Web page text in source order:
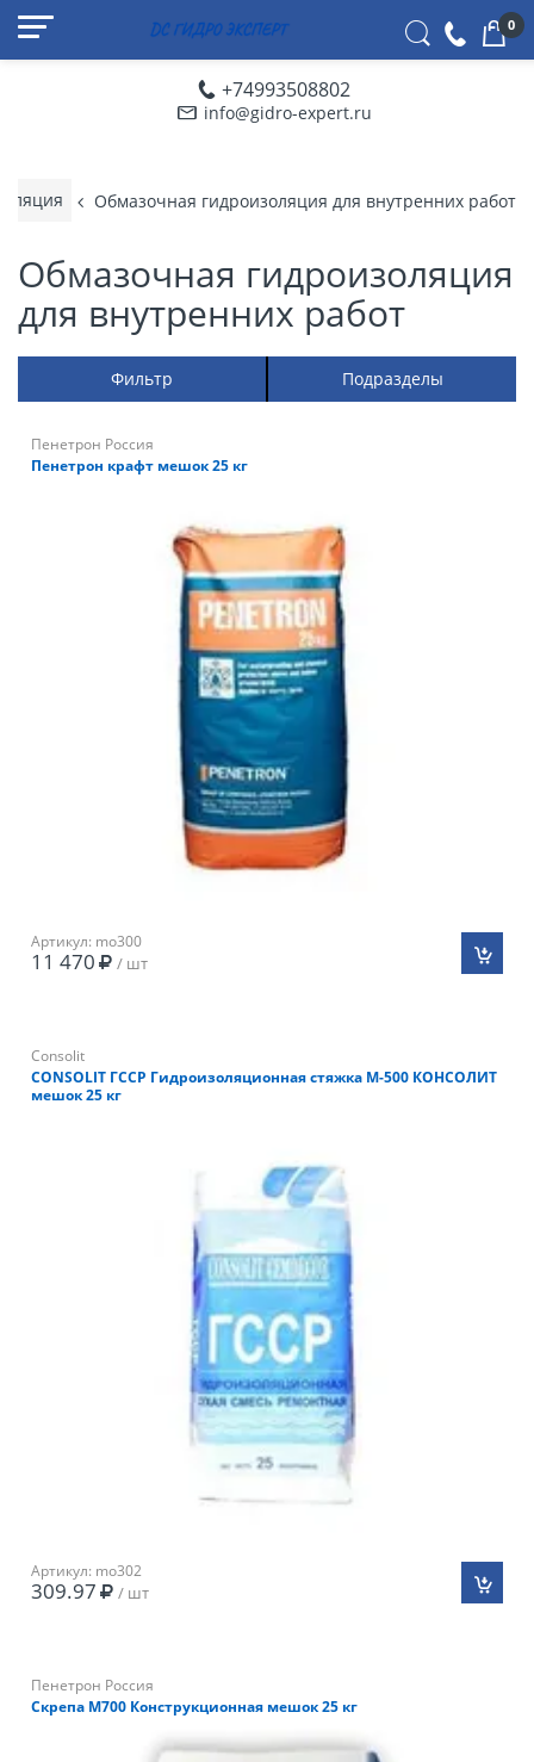
+74993508802
info@gidro-expert.ru
0
Обмазочная гидроизоляция для внутренних работ
Обмазочная гидроизоляция
для внутренних работ
Фильтр Подразделы
Пенетрон Россия
Пенетрон крафт мешок 25 кг
Артикул: mo300
11 470 / шт
Consolit
CONSOLIT ГССР Гидроизоляционная стяжка М-500 КОНСОЛИТ
мешок 25 кг
Артикул: mo302
309.97 / шт
Пенетрон Россия
Скрепа М700 Конструкционная мешок 25 кг